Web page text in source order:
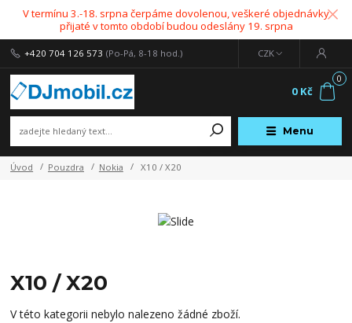
V termínu 3.-18. srpna čerpáme dovolenou, veškeré objednávky
přijaté v tomto období budou odeslány 19. srpna
Menu
CZK
+420 704 126 573 (Po-Pá, 8-18 hod.)
0
0 Kč
Úvod Pouzdra Nokia X10 / X20
X10 / X20
V této kategorii nebylo nalezeno žádné zboží.